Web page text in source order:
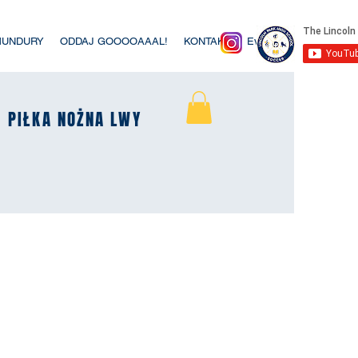
ODDAJ GOOOOAAAL! KONTAKT Event List
PIŁKA NOŻNA LWY
PIŁKA NOŻNA LWY